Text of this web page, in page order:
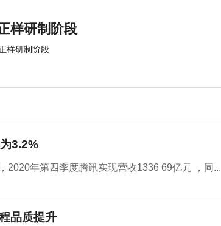
样研制阶段
样研制阶段
3.2%
2020年第四季度腾讯实现营收1336 69亿元 ，同...
品质提升